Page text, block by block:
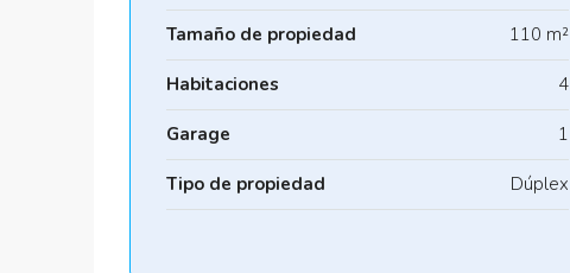
Tamaño de propiedad 110 m²
Habitaciones 4
Garage 1
Tipo de propiedad Dúplex